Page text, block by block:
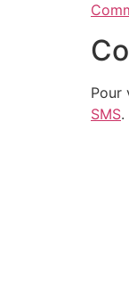
Pour
SMS.